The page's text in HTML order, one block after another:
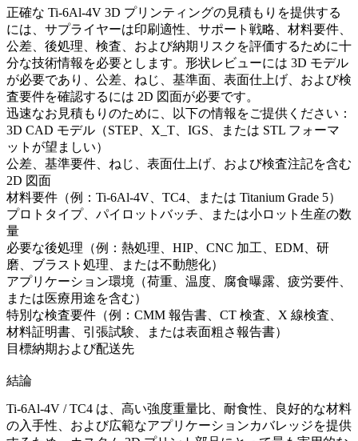
正確な Ti-6Al-4V 3D プリンティングの見積もりを提供する
には、サプライヤーは印刷適性、サポート戦略、材料要件、
公差、後処理、検査、および納期リスクを評価するために十
分な技術情報を必要とします。形状レビューには 3D モデル
が必要であり、公差、ねじ、基準面、表面仕上げ、および検
査要件を確認するには 2D 図面が必要です。
迅速なお見積もりのために、以下の情報をご提供ください：
3D CAD モデル（STEP、X_T、IGS、または STL フォーマ
ットが望ましい）
公差、基準要件、ねじ、表面仕上げ、および検査注記を含む
2D 図面
材料要件（例：Ti-6Al-4V、TC4、または Titanium Grade 5）
プロトタイプ、パイロットバッチ、または小ロット生産の数
量
必要な後処理（例：熱処理、HIP、CNC 加工、EDM、研
磨、ブラスト処理、または不動態化）
アプリケーション環境（荷重、温度、腐食曝露、疲労要件、
または医療用途を含む）
特別な検査要件（例：CMM 報告書、CT 検査、X 線検査、
材料証明書、引張試験、または表面粗さ報告書）
目標納期および配送先
結論
Ti-6Al-4V / TC4 は、高い強度重量比、耐食性、良好的な材料
の入手性、および広範なアプリケーションカバレッジを提供